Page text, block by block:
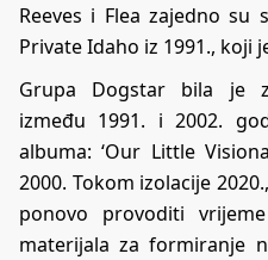
Reeves i Flea zajedno
Private Idaho iz 1991., koji
Grupa Dogstar bila je
između 1991. i 2002.
albuma: ‘Our Little
2000. Tokom izolacije
ponovo provoditi
materijala za formiranje